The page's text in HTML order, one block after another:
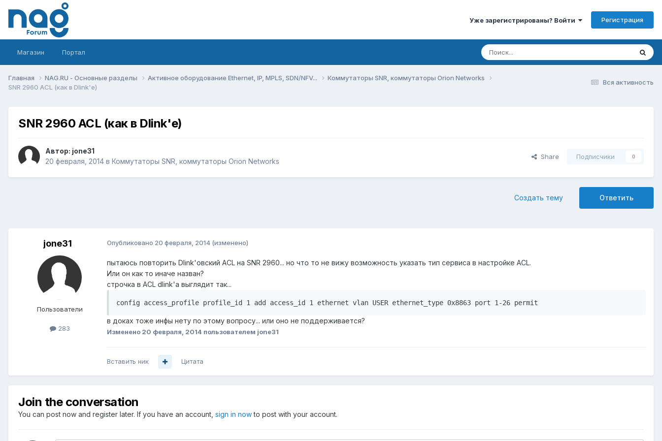
Уже зарегистрированы? Войти Регистрация
Магазин Портал
Вся активность
Главная NAG.RU - Основные разделы Активное оборудование Ethernet, IP, MPLS, SDN/NFV...
Коммутаторы SNR, коммутаторы Orion Networks
SNR 2960 ACL (как в Dlink'e)
SNR 2960 ACL (как в Dlink'e)
Автор: jone31
20 февраля, 2014 в Коммутаторы SNR, коммутаторы Orion Networks
Share Подписчики 0
Ответить
Создать тему
jone31
Пользователи
283
Опубликовано 20 февраля, 2014 (изменено)
пытаюсь повторить Dlink'овский ACL на SNR 2960... но что то не вижу возможность указать тип сервиса в настройке ACL.
Или он как то иначе назван?
строчка в ACL dlink'a выглядит так...
config access_profile profile_id 1 add access_id 1 ethernet vlan USER ethernet_type 0x8863 port 1-26 permit
в доках тоже инфы нету по этому вопросу... или оно не поддерживается?
Изменено 20 февраля, 2014 пользователем jone31
Вставить ник Цитата
Join the conversation
You can post now and register later. If you have an account, sign in nowto post with your account.